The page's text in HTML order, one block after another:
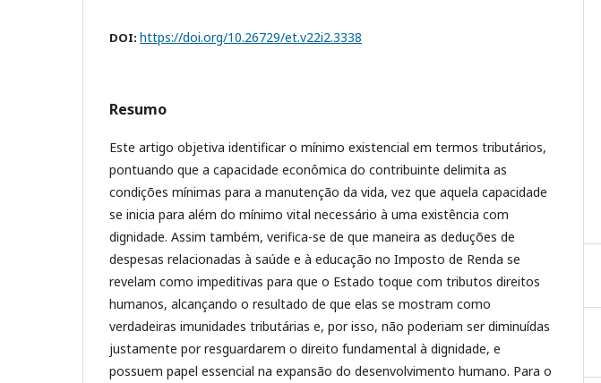
DOI: https://doi.org/10.26729/et.v22i2.3338
Resumo
Este artigo objetiva identificar o mínimo existencial em termos tributários,
pontuando que a capacidade econômica do contribuinte delimita as
condições mínimas para a manutenção da vida, vez que aquela capacidade
se inicia para além do mínimo vital necessário à uma existência com
dignidade. Assim também, verifica-se de que maneira as deduções de
despesas relacionadas à saúde e à educação no Imposto de Renda se
revelam como impeditivas para que o Estado toque com tributos direitos
humanos, alcançando o resultado de que elas se mostram como
verdadeiras imunidades tributárias e, por isso, não poderiam ser diminuídas
justamente por resguardarem o direito fundamental à dignidade, e
possuem papel essencial na expansão do desenvolvimento humano. Para o